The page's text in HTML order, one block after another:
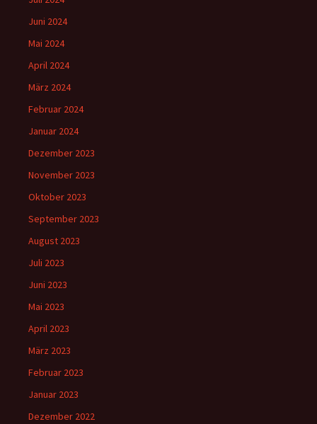
Juni 2024
Mai 2024
April 2024
März 2024
Februar 2024
Januar 2024
Dezember 2023
November 2023
Oktober 2023
September 2023
August 2023
Juli 2023
Juni 2023
Mai 2023
April 2023
März 2023
Februar 2023
Januar 2023
Dezember 2022